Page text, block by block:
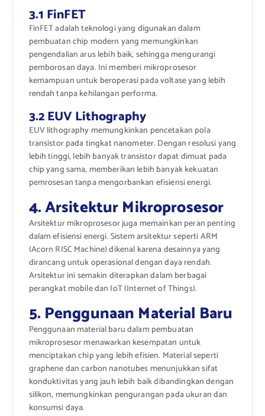
3.1 FinFET
FinFET adalah teknologi yang digunakan dalam
pembuatan chip modern yang memungkinkan
pengendalian arus lebih baik, sehingga mengurangi
pemborosan daya. Ini memberi mikroprosesor
kemampuan untuk beroperasi pada voltase yang lebih
rendah tanpa kehilangan performa.
3.2 EUV Lithography
EUV lithography memungkinkan pencetakan pola
transistor pada tingkat nanometer. Dengan resolusi yang
lebih tinggi, lebih banyak transistor dapat dimuat pada
chip yang sama, memberikan lebih banyak kekuatan
pemrosesan tanpa mengorbankan efisiensi energi.
4. Arsitektur Mikroprosesor
Arsitektur mikroprosesor juga memainkan peran penting
dalam efisiensi energi. Sistem arsitektur seperti ARM
(Acorn RISC Machine) dikenal karena desainnya yang
dirancang untuk operasional dengan daya rendah.
Arsitektur ini semakin diterapkan dalam berbagai
perangkat mobile dan IoT (Internet of Things).
5. Penggunaan Material Baru
Penggunaan material baru dalam pembuatan
mikroprosesor menawarkan kesempatan untuk
menciptakan chip yang lebih efisien. Material seperti
graphene dan carbon nanotubes menunjukkan sifat
konduktivitas yang jauh lebih baik dibandingkan dengan
silikon, memungkinkan pengurangan pada ukuran dan
konsumsi daya.